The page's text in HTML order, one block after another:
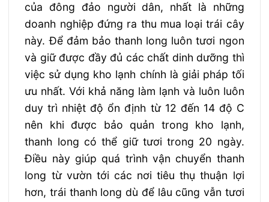
của đông đảo người dân, nhất là những
doanh nghiệp đứng ra thu mua loại trái cây
này. Để đảm bảo thanh long luôn tươi ngon
và giữ được đầy đủ các chất dinh dưỡng thì
việc sử dụng kho lạnh chính là giải pháp tối
ưu nhất. Với khả năng làm lạnh và luôn luôn
duy trì nhiệt độ ổn định từ 12 đến 14 độ C
nên khi được bảo quản trong kho lạnh,
thanh long có thể giữ tươi trong 20 ngày.
Điều này giúp quá trình vận chuyển thanh
long từ vườn tới các nơi tiêu thụ thuận lợi
hơn, trái thanh long dù để lâu cũng vẫn tươi